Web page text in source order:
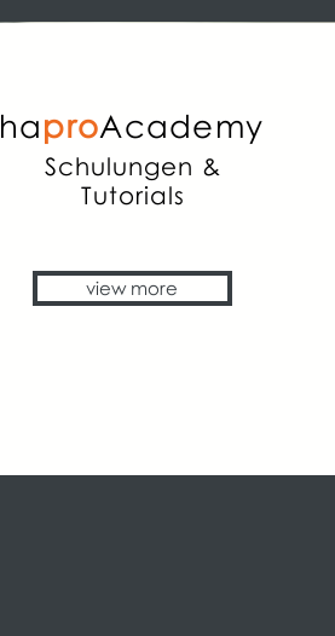
haproAcademy
Schulungen &
Tutorials
view more